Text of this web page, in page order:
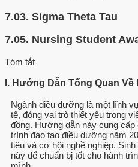
7.03. Sigma Theta Tau
7.05. Nursing Student
Tóm tắt
I. Hướng Dẫn Tổng Quan
Ngành điều dưỡng là một lĩnh
tế, đóng vai trò thiết yếu trong
đồng. Hướng dẫn này cung
trình đào tạo điều dưỡng năm
tiêu và cơ hội nghề nghiệp.
này để chuẩn bị tốt cho hành